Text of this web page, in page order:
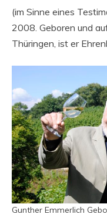
(im Sinne eines
2008. Geboren und
Thüringen, ist er
Gunther Emmerlich